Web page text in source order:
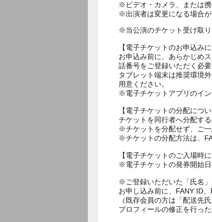
※ビデオ・カメラ、または携
※出演者は変更になる場合
※当公演のチケット受け取
【電子チケットのお申込みに
お申込み前に、あらかじめ
話番号をご登録いただく必要
タブレット端末は推奨環境
用意ください。
※電子チケットアプリのイ
【電子チケットの分配につい
チケットを同行者へ分配す
※チケットを分配せず、ご一
※チケットの分配方法は、
【電子チケットのご入場時に
※電子チケットの発券開始
※ご登録いただいた「氏名」
お申し込み前に、FANY ID
（既存会員の方は「配送先
プロフィールの修正を行っ